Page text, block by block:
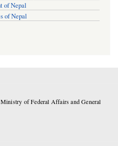
of Nepal
of Nepal
Ministry of Federal Affairs and General